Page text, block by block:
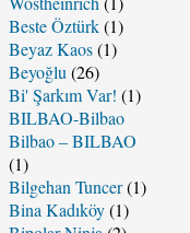
Beste Öztürk(1)
Beyaz Kaos(1)
Beyoğlu (26)
Bi' Şarkım Var! (1)
BILBAO-Bilbao
Bilbao – BILBAO
(1)
Bilgehan Tuncer(1)
Bina Kadıköy(1)